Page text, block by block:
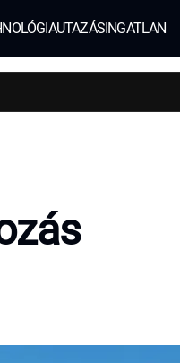
UTAZÁSINGATLAN